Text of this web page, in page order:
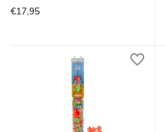
€17,95